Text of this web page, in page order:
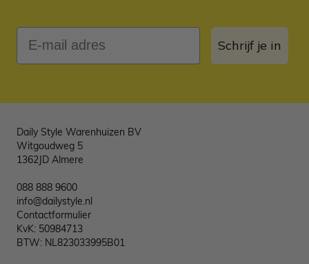
E-mail adres
Schrijf je in
Daily Style Warenhuizen BV
Witgoudweg 5
1362JD Almere
088 888 9600
info@dailystyle.nl
Contactformulier
KvK: 50984713
BTW: NL823033995B01